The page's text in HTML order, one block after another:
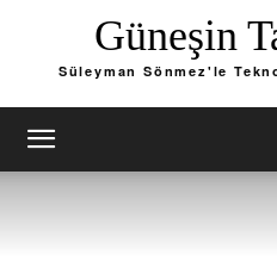
Güneşin
Süleyman Sönmez'le